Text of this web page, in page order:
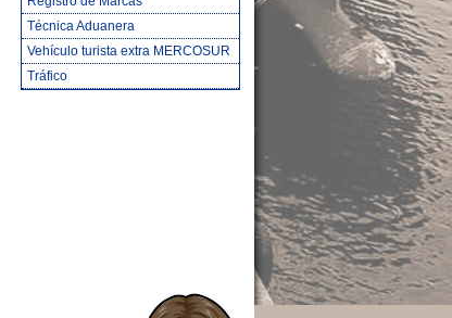
Técnica Aduanera
Vehículo turista extra MERCOSUR
Tráfico